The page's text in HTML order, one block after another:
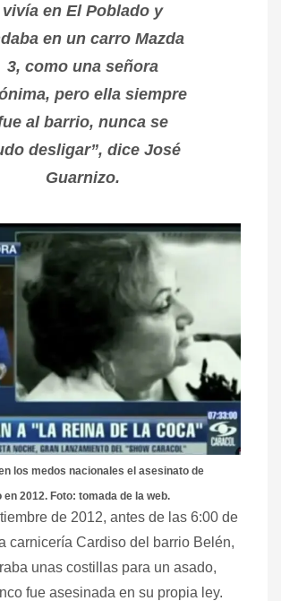
vivía en El Poblado y
en un carro Mazda
3, como una señora
pero ella siempre
al barrio, nunca se
desligar”, dice José
Guarnizo.
los medos nacionales el asesinato de
2012. Foto: tomada de la web.
de 2012, antes de las 6:00 de
carnicería Cardiso del barrio Belén,
unas costillas para un asado,
fue asesinada en su propia ley.